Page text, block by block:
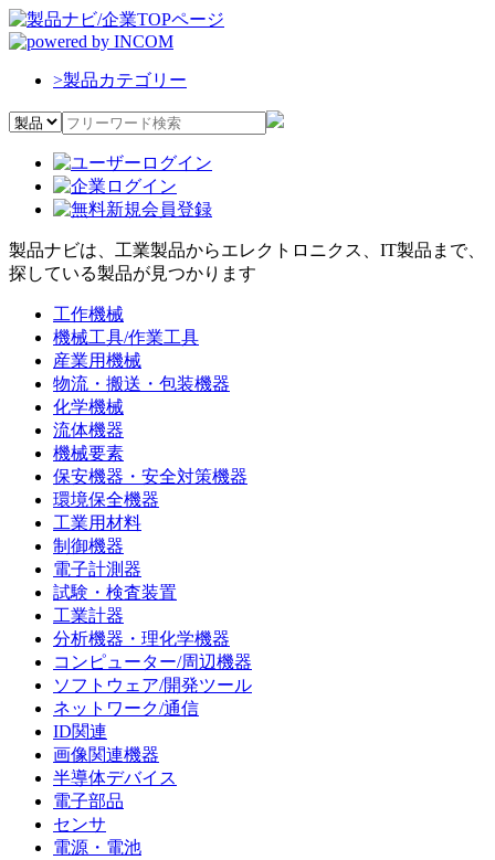
>製品カテゴリー
製品ナビは、工業製品からエレクトロニクス、IT製品まで、
探している製品が見つかります
工作機械
機械工具/作業工具
産業用機械
物流・搬送・包装機器
化学機械
流体機器
機械要素
保安機器・安全対策機器
環境保全機器
工業用材料
制御機器
電子計測器
試験・検査装置
工業計器
分析機器・理化学機器
コンピューター/周辺機器
ソフトウェア/開発ツール
ネットワーク/通信
ID関連
画像関連機器
半導体デバイス
電子部品
センサ
電源・電池